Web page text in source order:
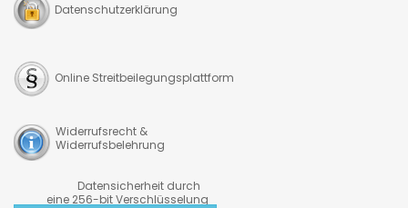
Datenschutzerklärung
Online Streitbeilegungsplattform
Widerrufsrecht &
Widerrufsbelehrung
Datensicherheit durch
eine 256-bit Verschlüsselung